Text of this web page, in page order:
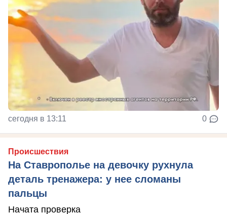
сегодня в 13:11 0
Происшествия
На Ставрополье на девочку рухнула
деталь тренажера: у нее сломаны
пальцы
Начата проверка